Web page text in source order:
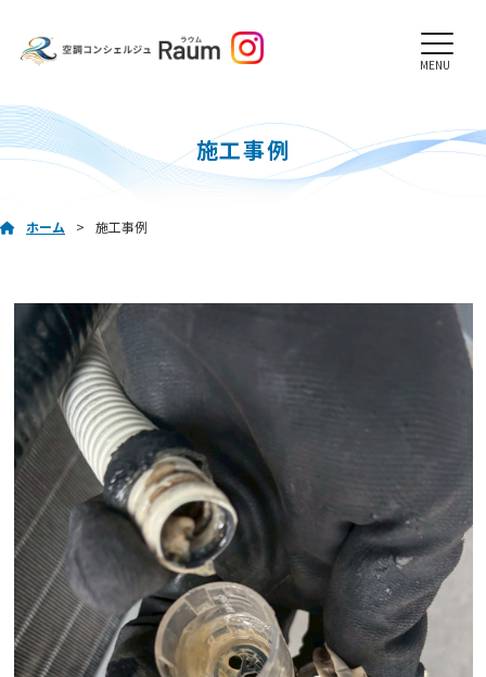
MENU
施工事例
ホーム 施工事例